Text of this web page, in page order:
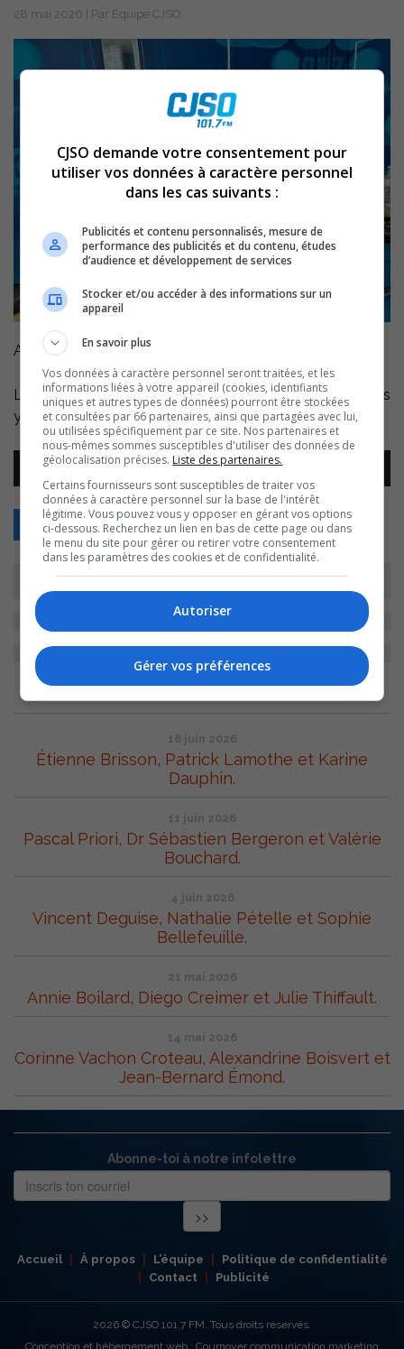
28 mai 2026 | Par Équipe CJSO
Animation: Myriam Kessiby.
La protection des berges face à l’érosion, la santé des
yeux et les réalités d’un refuge animalier.
Lecteur
Retour
ARCHIVES
18 juin 2026
Étienne Brisson, Patrick Lamothe et Karine
Dauphin.
11 juin 2026
Pascal Priori, Dr Sébastien Bergeron et Valérie
Bouchard.
4 juin 2026
Vincent Deguise, Nathalie Pételle et Sophie
Bellefeuille.
21 mai 2026
Annie Boilard, Diego Creimer et Julie Thiffault.
14 mai 2026
Corinne Vachon Croteau, Alexandrine Boisvert et
Jean-Bernard Émond.
Abonne-toi à notre infolettre
Accueil À propos L’équipe
Politique de confidentialité
Contact
Publicité
2026 © CJSO 101,7 FM. Tous droits réservés.
Conception et hébergement web : Cournoyer communication marketing
CJSO demande votre consentement pour
utiliser vos données à caractère personnel
dans les cas suivants :
Publicités et contenu personnalisés, mesure de
performance des publicités et du contenu, études
d’audience et développement de services
Stocker et/ou accéder à des informations sur un
appareil
En savoir plus
Vos données à caractère personnel seront traitées, et les
informations liées à votre appareil (cookies, identifiants
uniques et autres types de données) pourront être stockées
et consultées par 66 partenaires, ainsi que partagées avec lui,
ou utilisées spécifiquement par ce site. Nos partenaires et
nous-mêmes sommes susceptibles d'utiliser des données de
géolocalisation précises. Liste des partenaires.
Certains fournisseurs sont susceptibles de traiter vos
données à caractère personnel sur la base de l'intérêt
légitime. Vous pouvez vous y opposer en gérant vos options
ci-dessous. Recherchez un lien en bas de cette page ou dans
le menu du site pour gérer ou retirer votre consentement
dans les paramètres des cookies et de confidentialité.
Autoriser
Gérer vos préférences